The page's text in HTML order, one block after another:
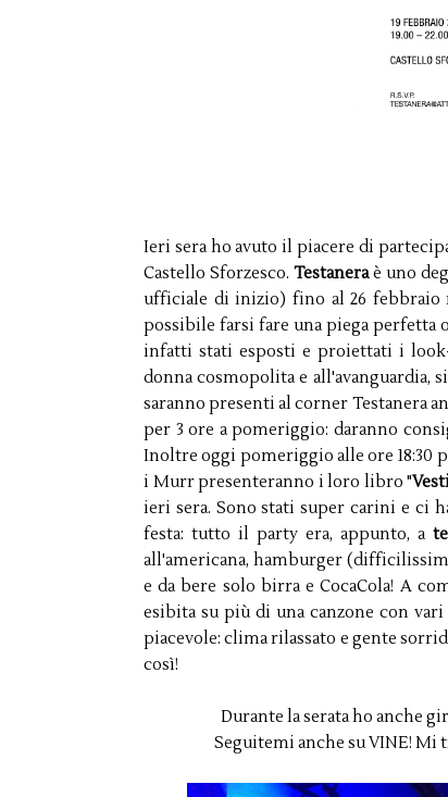
Ieri sera ho avuto il piacere di
Castello Sforzesco.Testaneraè uno
ufficiale di inizio) fino al 26
possibile farsi fare una piega perfetta
infatti stati esposti e proiettati i
donna cosmopolita e all'avanguardia,
saranno presenti al corner Testanera
per 3 ore a pomeriggio: daranno
Inoltre oggi pomeriggio alle ore 18:30
i Murr presenteranno i loro libro "
ieri sera. Sono stati super carini e ci
festa: tutto il party era, appunto, a
all'americana, hamburger
e da bere solo birra e CocaCola! A
esibita su più di una canzone con
piacevole: clima rilassato e gente
così!
Durante la serata ho anche
Seguitemi anche su VINE! Mi